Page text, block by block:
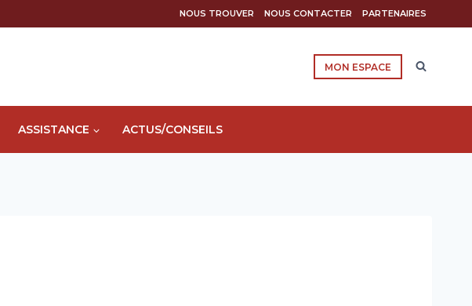
NOUS TROUVER NOUS CONTACTER PARTENAIRES
MON ESPACE
ASSISTANCE ACTUS/CONSEILS